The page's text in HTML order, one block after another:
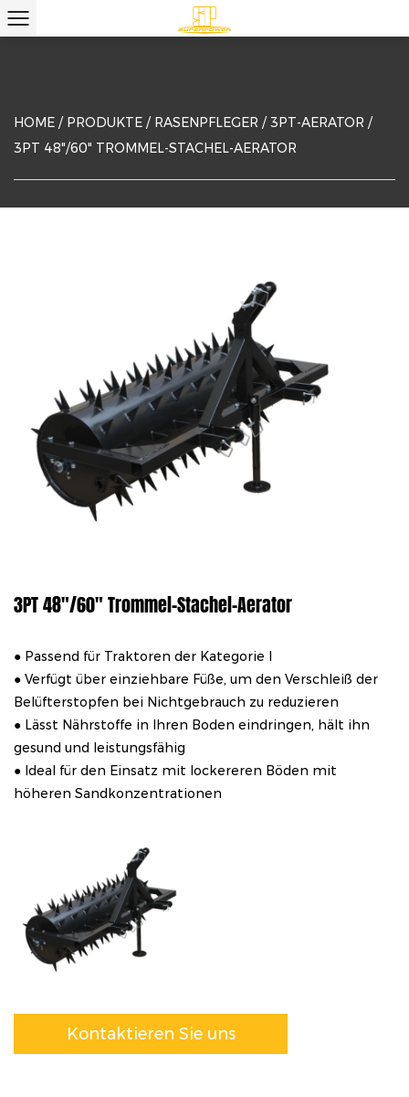
HOME / PRODUKTE / RASENPFLEGER /3PT-AERATOR /
3PT 48"/60" TROMMEL-STACHEL-AERATOR
3PT 48"/60" Trommel-Stachel-Aerator
● Passend für Traktoren der Kategorie I
● Verfügt über einziehbare Füße, um den Verschleiß der
Belüfterstopfen bei Nichtgebrauch zu reduzieren
● Lässt Nährstoffe in Ihren Boden eindringen, hält ihn
gesund und leistungsfähig
● Ideal für den Einsatz mit lockereren Böden mit
höheren Sandkonzentrationen
Kontaktieren Sie uns